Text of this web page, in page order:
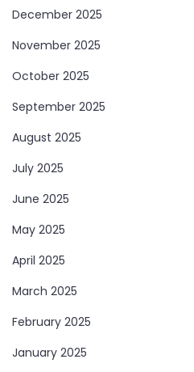
December 2025
November 2025
October 2025
September 2025
August 2025
July 2025
June 2025
May 2025
April 2025
March 2025
February 2025
January 2025